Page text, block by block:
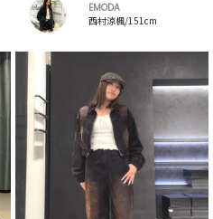
EMODA
西村涼楓/151cm